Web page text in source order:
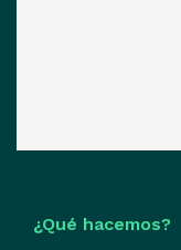
¿Qué hacemos?